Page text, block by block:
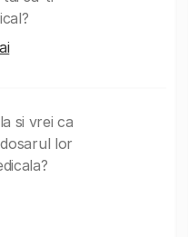
si vrei ca
lor